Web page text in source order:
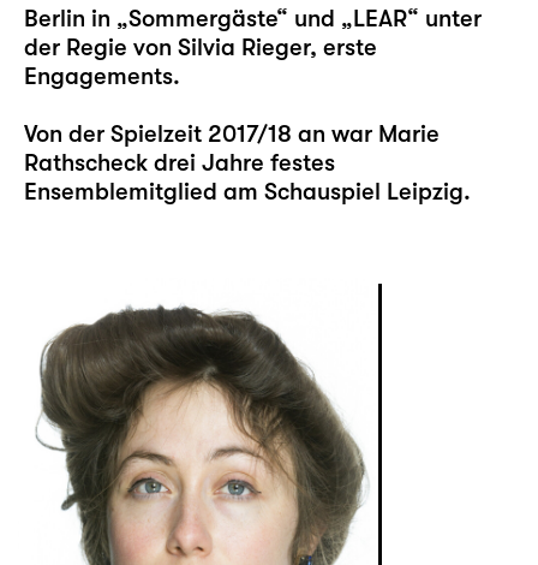
Berlin in „Sommergäste“ und „LEAR“ unter
der Regie von Silvia Rieger, erste
Engagements.
Von der Spielzeit 2017/18 an war Marie
Rathscheck drei Jahre festes
Ensemblemitglied am Schauspiel Leipzig.